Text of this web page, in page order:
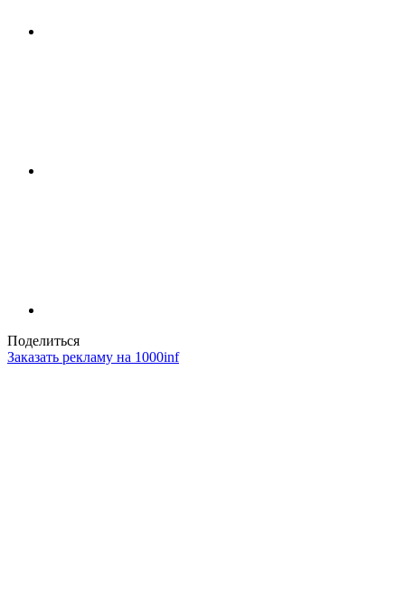
Поделиться
Заказать рекламу на 1000inf